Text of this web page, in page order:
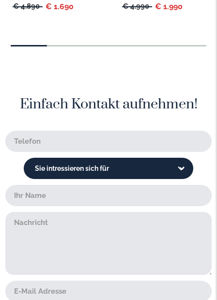
€ 4.890 € 1.690 € 4.990 € 1.990
Einfach Kontakt aufnehmen!